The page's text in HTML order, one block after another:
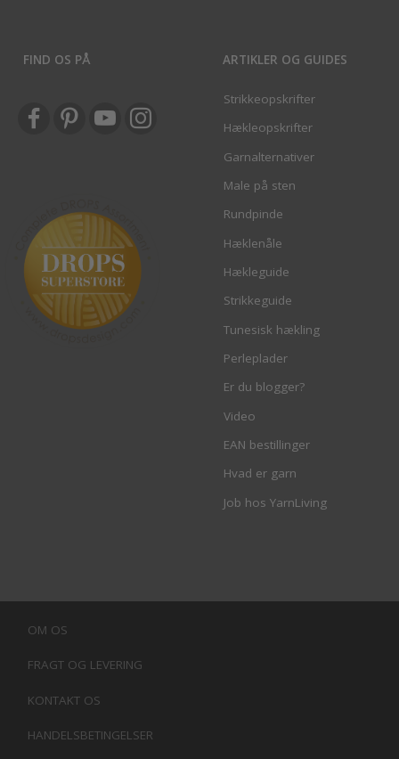
FIND OS PÅ ARTIKLER OG GUIDES
Strikkeopskrifter
Hækleopskrifter
Garnalternativer
Male på sten
Rundpinde
Hæklenåle
Hækleguide
Strikkeguide
Tunesisk hækling
Perleplader
Er du blogger?
Video
EAN bestillinger
Hvad er garn
Job hos YarnLiving
OM OS
FRAGT OG LEVERING
KONTAKT OS
HANDELSBETINGELSER